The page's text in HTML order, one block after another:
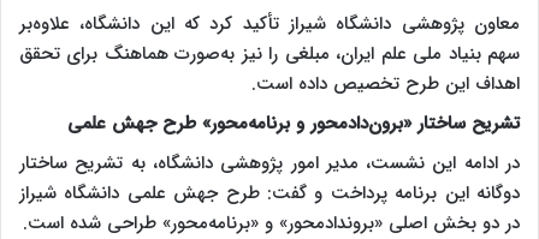
معاون پژوهشی دانشگاه شیراز تأکید کرد که این دانشگاه، علاوه‌بر
سهم بنیاد ملی علم ایران، مبلغی را نیز به‌صورت هماهنگ برای تحقق
اهداف این طرح تخصیص داده است.
تشریح ساختار «برون‌دادمحور و برنامه‌محور» طرح جهش علمی
در ادامه‌ این نشست، مدیر امور پژوهشی دانشگاه، به تشریح ساختار
دوگانه این برنامه پرداخت و گفت: طرح جهش علمی دانشگاه شیراز
در دو بخش اصلی «بروندادمحور» و «برنامه‌محور» طراحی شده است.